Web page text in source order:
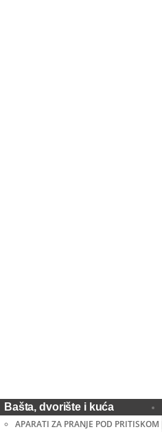
Bašta, dvorište i kuća
APARATI ZA PRANJE POD PRITISKOM